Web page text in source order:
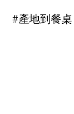
#產地到餐